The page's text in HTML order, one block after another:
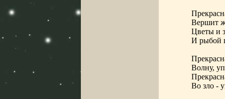
Вершит
Цветы и
И рыбой
Волну,
Во зло -